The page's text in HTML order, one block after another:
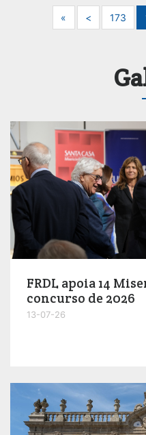
« Next<Previous
173
FRDL apoia 14
concurso de 2026
13-07-26